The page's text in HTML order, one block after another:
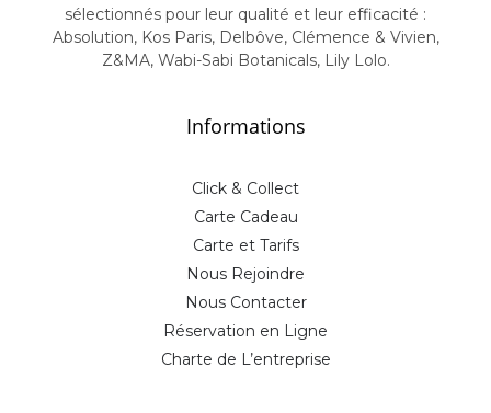
sélectionnés pour leur qualité et leur efficacité :
Absolution, Kos Paris, Delbôve, Clémence & Vivien,
Z&MA, Wabi-Sabi Botanicals, Lily Lolo.
Informations
Click & Collect
Carte Cadeau
Carte et Tarifs
Nous Rejoindre
Nous Contacter
Réservation en Ligne
Charte de L’entreprise